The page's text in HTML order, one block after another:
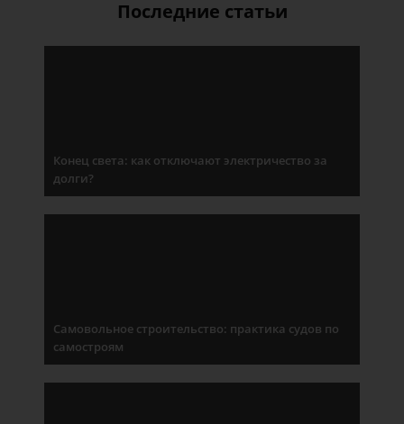
Последние статьи
Конец света: как отключают электричество за
долги?
Самовольное строительство: практика судов по
самостроям